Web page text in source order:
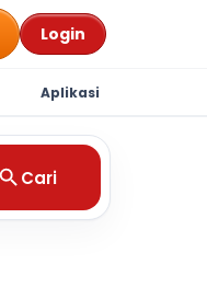
Login
Aplikasi
Cari